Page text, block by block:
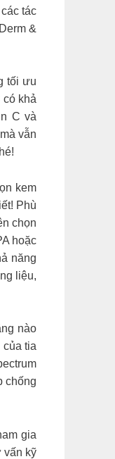
tác
&
tối ưu
có khả
C và
vẫn
kem
Phù
chọn
hoặc
năng
liệu,
nào
tia
chống
gia
vấn kỹ